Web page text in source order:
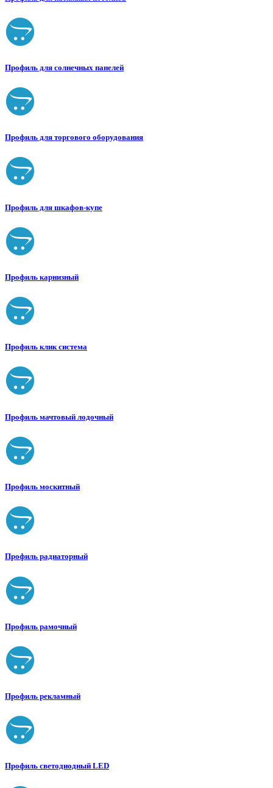
Профиль для солнечных панелей
Профиль для торгового оборудования
Профиль для шкафов-купе
Профиль карнизный
Профиль клик система
Профиль мачтовый лодочный
Профиль москитный
Профиль радиаторный
Профиль рамочный
Профиль рекламный
Профиль светодиодный LED